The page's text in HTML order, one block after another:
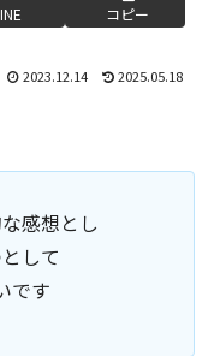
コピー
2023.12.14 2025.05.18
感想とし
して
です